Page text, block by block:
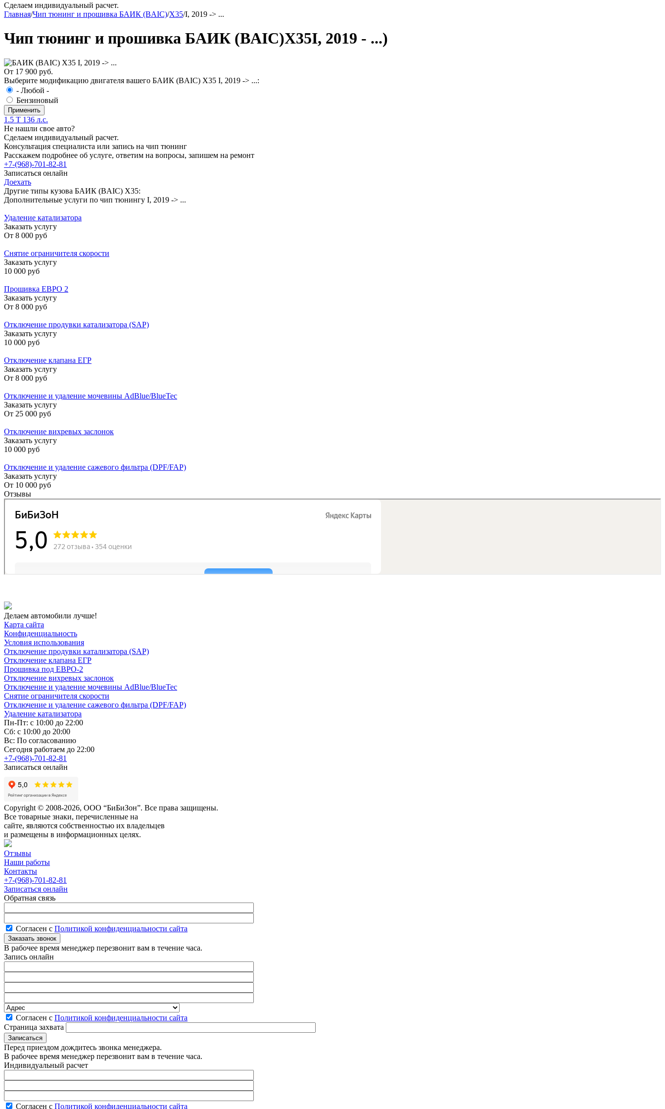
Сделаем индивидуальный расчет.
Главная/Чип тюнинг и прошивка БАИК (BAIC)/X35/I, 2019 -> ...
Чип тюнинг и прошивка БАИК (BAIC)X35I, 2019 - ...)
От 17 900 руб.
Выберите модификацию двигателя вашего БАИК (BAIC) X35 I, 2019 -> ...:
- Любой -
Бензиновый
1.5 T 136 л.с.
Не нашли свое авто?
Сделаем индивидуальный расчет.
Консультация специалиста или запись на чип тюнинг
Расскажем подробнее об услуге, ответим на вопросы, запишем на ремонт
+7-(968)-701-82-81
Записаться онлайн
Доехать
Другие типы кузова БАИК (BAIC) X35:
Дополнительные услуги по чип тюнингу I, 2019 -> ...
Удаление катализатора
Заказать услугу
От 8 000 руб
Снятие ограничителя скорости
Заказать услугу
10 000 руб
Прошивка ЕВРО 2
Заказать услугу
От 8 000 руб
Отключение продувки катализатора (SAP)
Заказать услугу
10 000 руб
Отключение клапана ЕГР
Заказать услугу
От 8 000 руб
Отключение и удаление мочевины AdBlue/BlueTec
Заказать услугу
От 25 000 руб
Отключение вихревых заслонок
Заказать услугу
10 000 руб
Отключение и удаление сажевого фильтра (DPF/FAP)
Заказать услугу
От 10 000 руб
Отзывы
Делаем автомобили лучше!
Карта сайта
Конфиденциальность
Условия использования
Отключение продувки катализатора (SAP)
Отключение клапана ЕГР
Прошивка под ЕВРО-2
Отключение вихревых заслонок
Отключение и удаление мочевины AdBlue/BlueTec
Снятие ограничителя скорости
Отключение и удаление сажевого фильтра (DPF/FAP)
Удаление катализатора
Пн-Пт: с 10:00 до 22:00
Сб: с 10:00 до 20:00
Вс: По согласованию
Сегодня работаем до 22:00
+7-(968)-701-82-81
Записаться онлайн
Copyright © 2008-2026, ООО “БиБиЗон”. Все права защищены.
Все товарные знаки, перечисленные на
сайте, являются собственностью их владельцев
и размещены в информационных целях.
Отзывы
Наши работы
Контакты
+7-(968)-701-82-81
Записаться онлайн
Обратная связь
Согласен с Политикой конфиденциальности сайта
В рабочее время менеджер перезвонит вам в течение часа.
Запись онлайн
Согласен с Политикой конфиденциальности сайта
Страница захвата
Перед приездом дождитесь звонка менеджера.
В рабочее время менеджер перезвонит вам в течение часа.
Индивидуальный расчет
Согласен с Политикой конфиденциальности сайта